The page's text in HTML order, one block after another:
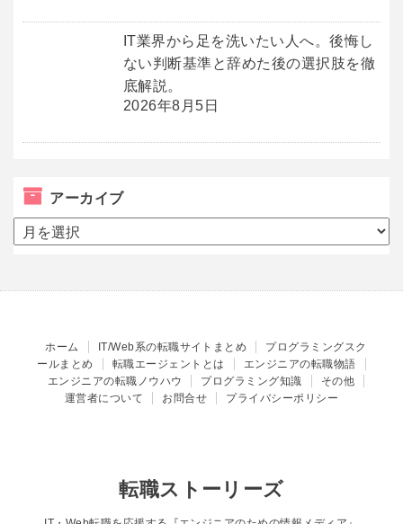
IT業界から足を洗いたい人へ。後悔し
ない判断基準と辞めた後の選択肢を徹
底解説。
2026年8月5日
アーカイブ
ア
ー
ホーム IT/Web系の転職サイトまとめ
プログラミングスク
ールまとめ
転職エージェントとは
エンジニアの転職物語
エンジニアの転職ノウハウ
プログラミング知識
その他
運営者について
お問合せ プライバシーポリシー
転職ストーリーズ